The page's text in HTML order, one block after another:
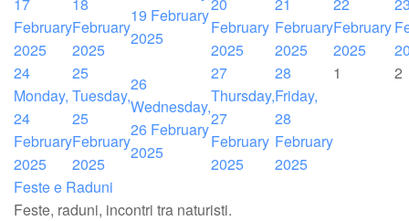
February
2025
February
2025
19 February
2025
February
2025
February
2025
February
2025
24
Monday,
24
February
2025
25
Tuesday,
25
February
2025
26
Wednesday,
26 February
2025
27
Thursday,
27
February
2025
28
Friday,
28
February
2025
1 2
Feste e Raduni
Feste, raduni, incontri tra naturisti.